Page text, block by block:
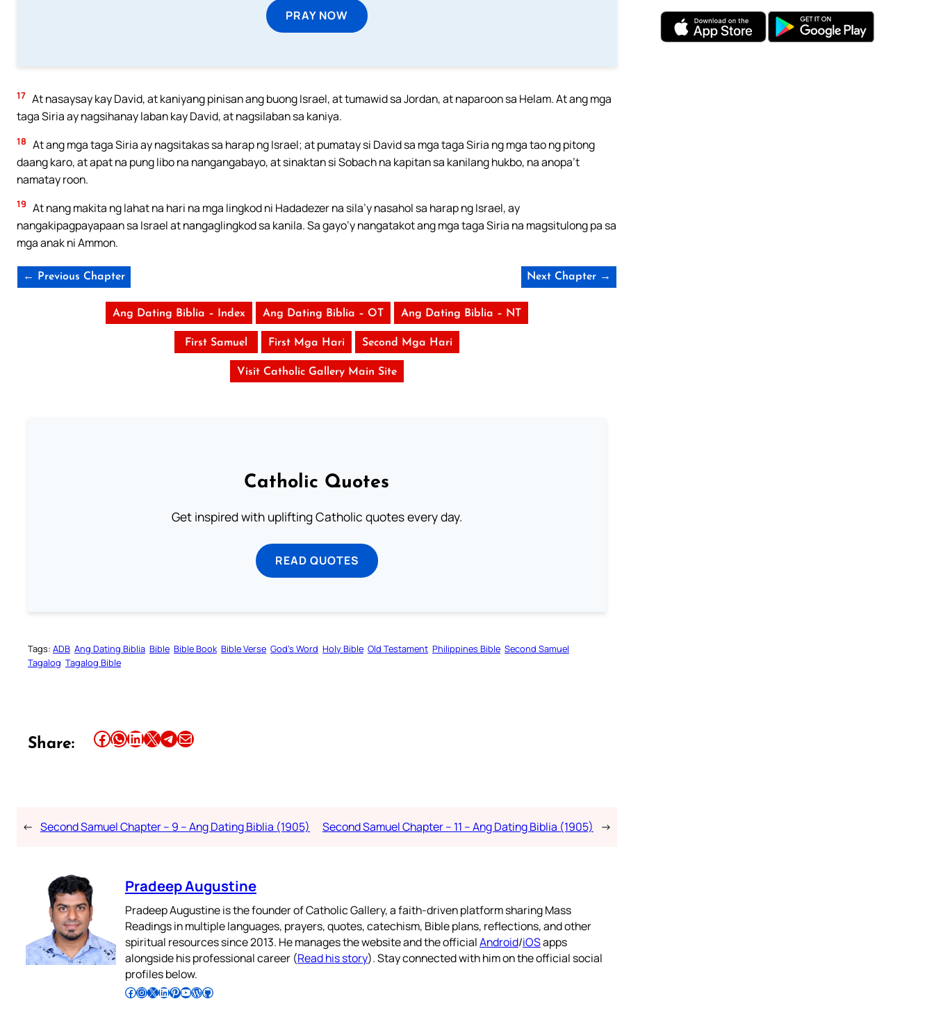
PRAY NOW
17 At nasaysay kay David, at kaniyang pinisan ang buong Israel, at tumawid sa Jordan, at naparoon sa Helam. At ang mga
taga Siria ay nagsihanay laban kay David, at nagsilaban sa kaniya.
18 At ang mga taga Siria ay nagsitakas sa harap ng Israel; at pumatay si David sa mga taga Siria ng mga tao ng pitong
daang karo, at apat na pung libo na nangangabayo, at sinaktan si Sobach na kapitan sa kanilang hukbo, na anopa’t
namatay roon.
19 At nang makita ng lahat na hari na mga lingkod ni Hadadezer na sila’y nasahol sa harap ng Israel, ay
nangakipagpayapaan sa Israel at nangaglingkod sa kanila. Sa gayo’y nangatakot ang mga taga Siria na magsitulong pa sa
mga anak ni Ammon.
← Previous Chapter Next Chapter →
Ang Dating Biblia – Index Ang Dating Biblia – OT Ang Dating Biblia – NT
First Samuel First Mga Hari Second Mga Hari
Visit Catholic Gallery Main Site
Catholic Quotes
Get inspired with uplifting Catholic quotes every day.
READ QUOTES
Tags: ADB Ang Dating Biblia Bible Bible Book Bible Verse God’s Word Holy Bible Old Testament Philippines Bible Second Samuel
Tagalog Tagalog Bible
Share: Share this article on Facebook Share this article on WhatsApp Share this article on LinkedIn Share this article on X Share this article on TelegramEmail this Article
← Second Samuel Chapter – 9 – Ang Dating Biblia (1905) Second Samuel Chapter – 11 – Ang Dating Biblia (1905) →
Pradeep Augustine
Pradeep Augustine is the founder of Catholic Gallery, a faith-driven platform sharing Mass
Readings in multiple languages, prayers, quotes, catechism, Bible plans, reflections, and other
spiritual resources since 2013. He manages the website and the officialAndroid/iOSapps
alongside his professional career (Read his story). Stay connected with him on the official social
profiles below.
Follow Pradeep on Facebook Follow Pradeep on InstagramFollow Pradeep on X Follow Pradeep on LinkedIn Follow Pradeep on Pinterest Subscribe to Pradeep’s Youtube Channel Follow Pradeep on WordPress Follow Pradeep on GitHub